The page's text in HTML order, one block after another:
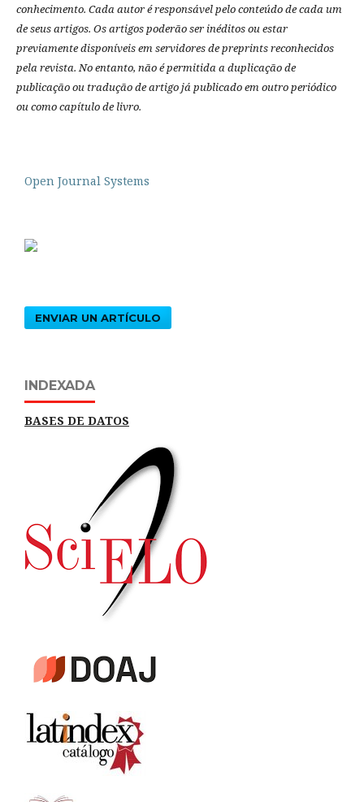
conhecimento. Cada autor é responsável pelo conteúdo de cada um
de seus artigos. Os artigos poderão ser inéditos ou estar
previamente disponíveis em servidores de preprints reconhecidos
pela revista. No entanto, não é permitida a duplicação de
publicação ou tradução de artigo já publicado em outro periódico
ou como capítulo de livro.
Open Journal Systems
ENVIAR UN ARTÍCULO
INDEXADA
BASES DE DATOS